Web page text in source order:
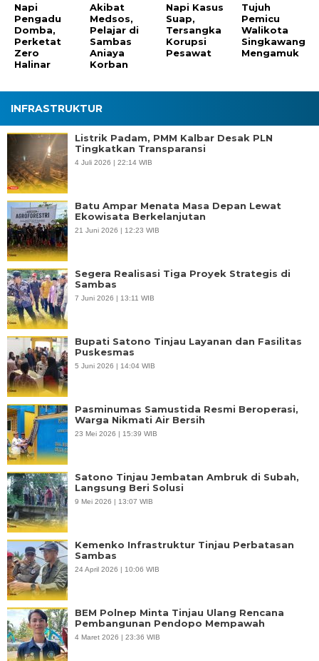
Napi
Pengadu
Domba,
Perketat
Zero
Halinar
Akibat
Medsos,
Pelajar di
Sambas
Aniaya
Korban
Napi Kasus
Suap,
Tersangka
Korupsi
Pesawat
Tujuh
Pemicu
Walikota
Singkawang
Mengamuk
INFRASTRUKTUR
Listrik Padam, PMM Kalbar Desak PLN
Tingkatkan Transparansi
4 Juli 2026 | 22:14 WIB
Batu Ampar Menata Masa Depan Lewat
Ekowisata Berkelanjutan
21 Juni 2026 | 12:23 WIB
Segera Realisasi Tiga Proyek Strategis di
Sambas
7 Juni 2026 | 13:11 WIB
Bupati Satono Tinjau Layanan dan Fasilitas
Puskesmas
5 Juni 2026 | 14:04 WIB
Pasminumas Samustida Resmi Beroperasi,
Warga Nikmati Air Bersih
23 Mei 2026 | 15:39 WIB
Satono Tinjau Jembatan Ambruk di Subah,
Langsung Beri Solusi
9 Mei 2026 | 13:07 WIB
Kemenko Infrastruktur Tinjau Perbatasan
Sambas
24 April 2026 | 10:06 WIB
BEM Polnep Minta Tinjau Ulang Rencana
Pembangunan Pendopo Mempawah
4 Maret 2026 | 23:36 WIB